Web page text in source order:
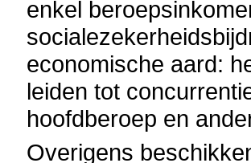
enkel
economische aard:
leiden tot
hoofdberoep en
Overigens